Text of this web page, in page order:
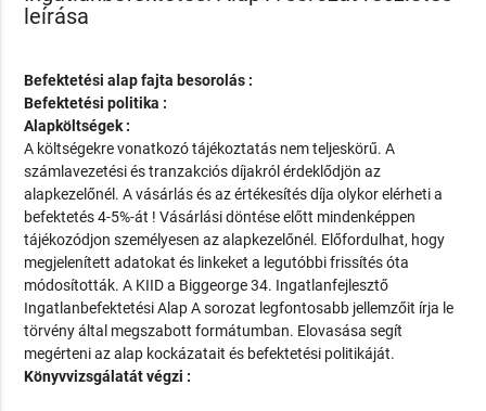
leírása
Befektetési alap fajta besorolás :
Befektetési politika :
Alapköltségek :
A költségekre vonatkozó tájékoztatás nem teljeskörű. A
számlavezetési és tranzakciós díjakról érdeklődjön az
alapkezelőnél. A vásárlás és az értékesítés díja olykor elérheti a
befektetés 4-5%-át ! Vásárlási döntése előtt mindenképpen
tájékozódjon személyesen az alapkezelőnél. Előfordulhat, hogy
megjelenített adatokat és linkeket a legutóbbi frissítés óta
módosították. A KIID a Biggeorge 34. Ingatlanfejlesztő
Ingatlanbefektetési Alap A sorozat legfontosabb jellemzőit írja le
törvény által megszabott formátumban. Elovasása segít
megérteni az alap kockázatait és befektetési politikáját.
Könyvvizsgálatát végzi :